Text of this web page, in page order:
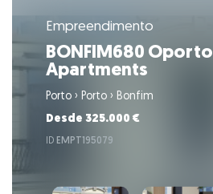
Empreendimento
BONFIM680 Oporto
Apartments
Porto › Porto › Bonfim
Desde 325.000 €
ID EMPT195079